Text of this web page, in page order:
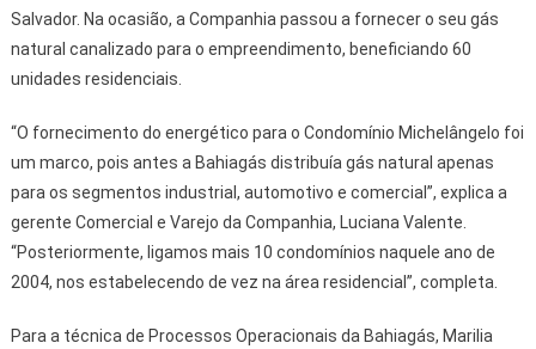
Salvador. Na ocasião, a Companhia passou a fornecer o seu gás
natural canalizado para o empreendimento, beneficiando 60
unidades residenciais.
“O fornecimento do energético para o Condomínio Michelângelo foi
um marco, pois antes a Bahiagás distribuía gás natural apenas
para os segmentos industrial, automotivo e comercial”, explica a
gerente Comercial e Varejo da Companhia, Luciana Valente.
“Posteriormente, ligamos mais 10 condomínios naquele ano de
2004, nos estabelecendo de vez na área residencial”, completa.
Para a técnica de Processos Operacionais da Bahiagás, Marilia